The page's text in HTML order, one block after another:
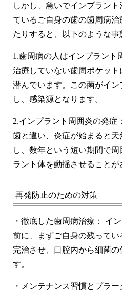
しかし、急いでインプラン
ているご自身の歯の歯周病
たりすると、以下のような事
1.歯周病の人はインプラント
治療していない歯周ポケッ
潜んでいます。この菌がイ
し、感染源となります。
2.インプラント周囲炎の発症：
歯と違い、炎症が始まると
し、 数年という短い期間で
ラント体を動揺させる ことが
再発防止のための対策
・ 徹底した歯周病治療 ： イ
前に、まずご自身の残って
完治させ、口腔内から細菌
す。
・ メンテナンス習慣とプラー